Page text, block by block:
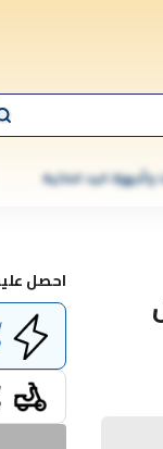
وأجهزة اليد الذكية
احصل